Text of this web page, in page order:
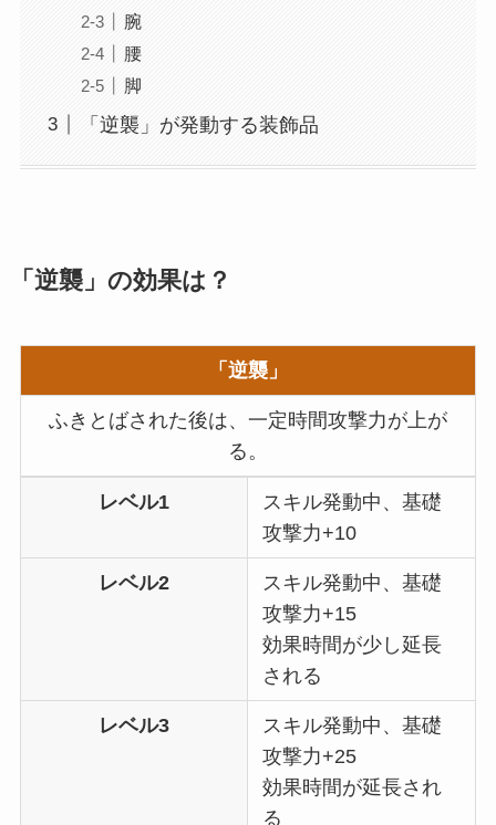
腕
腰
脚
「逆襲」が発動する装飾品
「逆襲」の効果は？
「逆襲」
ふきとばされた後は、一定時間攻撃力が上が
る。
レベル1
スキル発動中、基礎
攻撃力+10
レベル2
スキル発動中、基礎
攻撃力+15
効果時間が少し延長
される
レベル3
スキル発動中、基礎
攻撃力+25
効果時間が延長され
る